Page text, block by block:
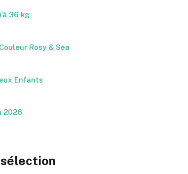
36 kg
Rosy & Sea
Enfants
2026